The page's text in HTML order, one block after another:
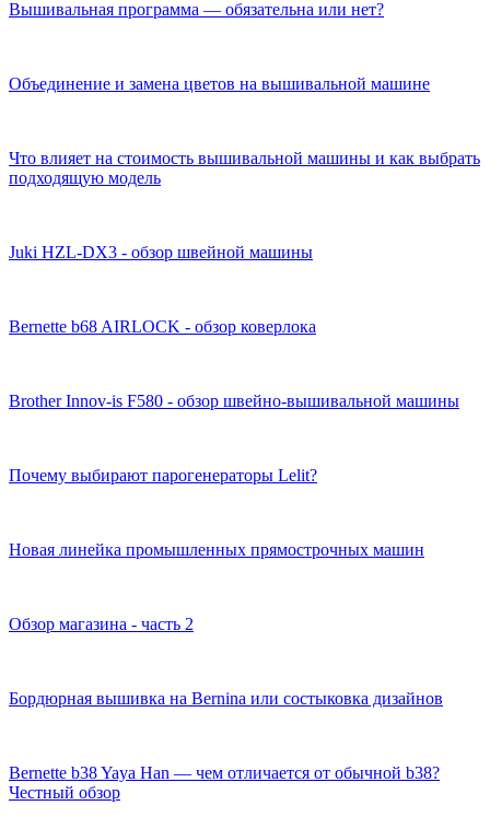
Вышивальная программа — обязательна или нет?
Объединение и замена цветов на вышивальной машине
Что влияет на стоимость вышивальной машины и как выбрать
подходящую модель
Juki HZL-DX3 - обзор швейной машины
Bernette b68 AIRLOCK - обзор коверлока
Brother Innov-is F580 - обзор швейно-вышивальной машины
Почему выбирают парогенераторы Lelit?
Новая линейка промышленных прямострочных машин
Обзор магазина - часть 2
Бордюрная вышивка на Bernina или состыковка дизайнов
Bernette b38 Yaya Han — чем отличается от обычной b38?
Честный обзор